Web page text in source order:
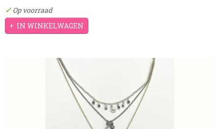
✓ Op voorraad
IN WINKELWAGEN